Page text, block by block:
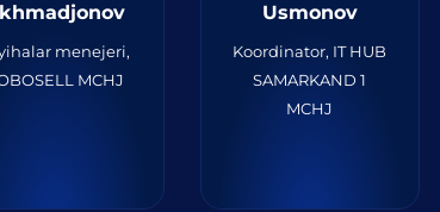
menejeri,
MCHJ
Usmonov
Koordinator, IT HUB
SAMARKAND 1
MCHJ